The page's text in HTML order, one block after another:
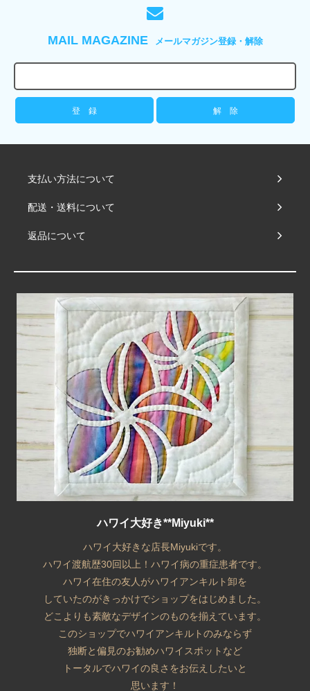
MAIL MAGAZINE メールマガジン登録・解除
支払い方法について
配送・送料について
返品について
ハワイ大好き**Miyuki**
ハワイ大好きな店長Miyukiです。
ハワイ渡航歴30回以上！ハワイ病の重症患者です。
ハワイ在住の友人がハワイアンキルト卸を
していたのがきっかけでショップをはじめました。
どこよりも素敵なデザインのものを揃えています。
このショップでハワイアンキルトのみならず
独断と偏見のお勧めハワイスポットなど
トータルでハワイの良さをお伝えしたいと
思います！